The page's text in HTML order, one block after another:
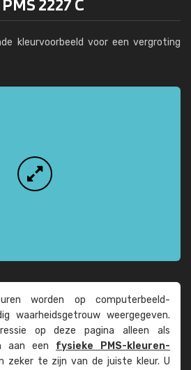
kleurvoorbeeld voor een vergroting
worden op computer­beeld­
waarheids­­getrouw weer­gegeven.
op deze pagina alleen als
aan een fysieke PMS-kleuren­
zeker te zijn van de juiste kleur. U